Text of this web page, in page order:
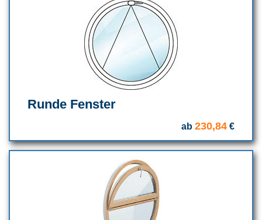
Runde Fenster
ab 230,84 €